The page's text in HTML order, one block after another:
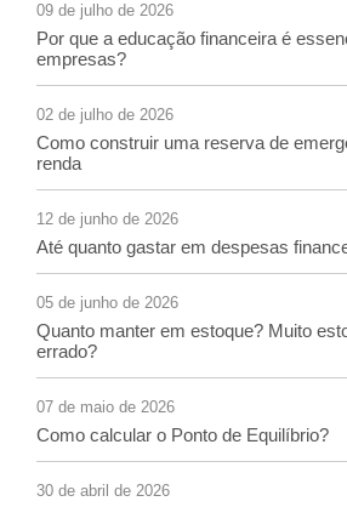
09 de julho de 2026
Por que a educação financeira é
empresas?
02 de julho de 2026
Como construir uma reserva de
renda
12 de junho de 2026
Até quanto gastar em despesas
05 de junho de 2026
Quanto manter em estoque? Muito
errado?
07 de maio de 2026
Como calcular o Ponto de Equilíbrio?
30 de abril de 2026